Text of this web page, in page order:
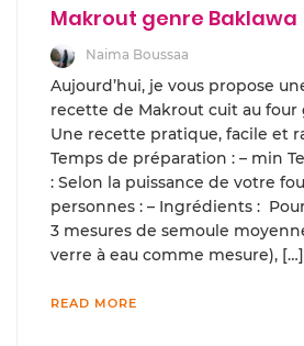
Makrout genre Baklawa
Naima Boussaa
Aujourd’hui, je vous propose
recette de Makrout cuit au four
Une recette pratique, facile et
Temps de préparation : – min
: Selon la puissance de votre
personnes : – Ingrédients :
3 mesures de semoule
verre à eau comme mesure), […]
READ MORE